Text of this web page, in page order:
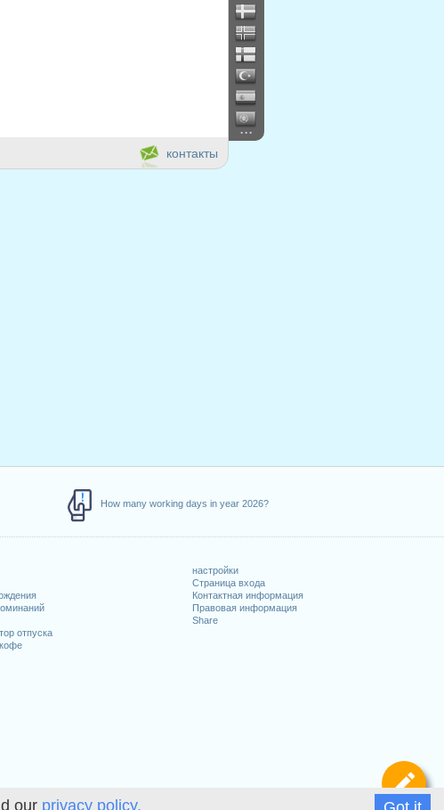
our privacy policy.
How many working days in year 2026?
отпуска
настройки
Страница входа
Контактная информация
Правовая информация
Share
...
контакты